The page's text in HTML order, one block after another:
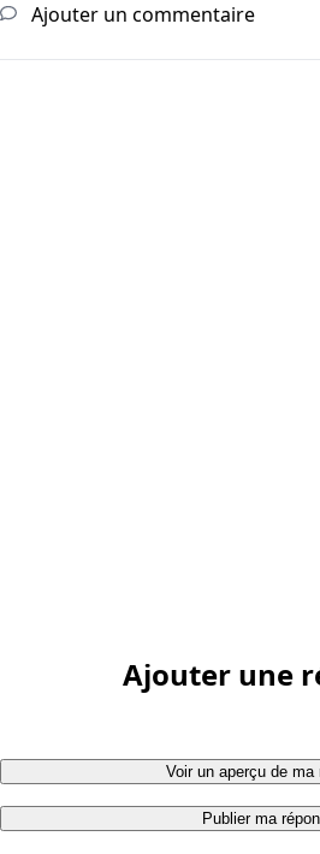
Ajouter un commentaire
Ajouter une
Voir un aperçu de ma
Publier ma